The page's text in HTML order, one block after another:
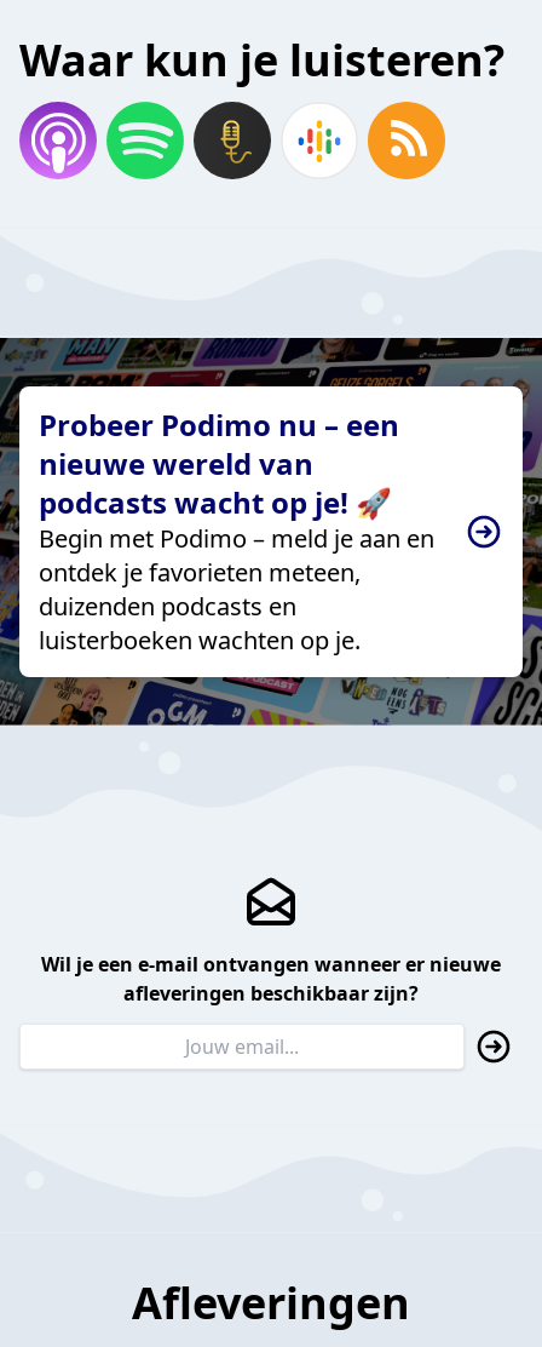
Waar kun je luisteren?
Probeer Podimo nu – een
nieuwe wereld van
podcasts wacht op je! 🚀
Begin met Podimo – meld je aan en
ontdek je favorieten meteen,
duizenden podcasts en
luisterboeken wachten op je.
Wil je een e-mail ontvangen wanneer er nieuwe
afleveringen beschikbaar zijn?
Afleveringen